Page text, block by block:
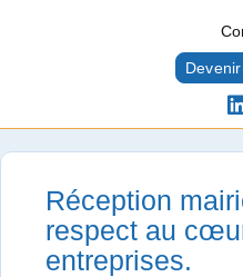
Réception
respect au
entreprises.